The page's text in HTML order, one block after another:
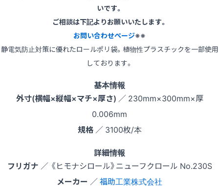
いです。
ご相談は下記よりお願いいたします。
お問い合わせページ※※
静電気防止対策に優れたロールポリ袋。植物性プラスチックを一部使用
しております。
基本情報
外寸(横幅×縦幅×マチ×厚さ) ／ 230mm×300mm×厚
0.006mm
規格／ 3100枚/本
詳細情報
フリガナ ／ 《ヒモナシロール》ニューフクロール No.230S
メーカー ／福助工業株式会社